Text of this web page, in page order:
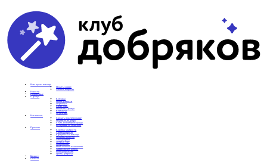
Вам нужна помощь
Подать заявку
Частые вопросы
Новости
Подопечные
О фонде
Команда
Наши ценности
Партнеры
СМИ о нас
Реквизиты фонда
Контакты
Отделения
Как помочь
Сделать пожертвование
Подписка на добро
Стать волонтером фонда
Вечеринки со смыслом
Проекты
Коробка храбрости
Уроки Доброты
Юридическая помощь
Мамины радости
Автодобряки
Добрый торт
Добропробег
Няни особого назначения
Акция «Букет добра»
Фактор времени
Цветы доброты
Бизнесу
Отчеты